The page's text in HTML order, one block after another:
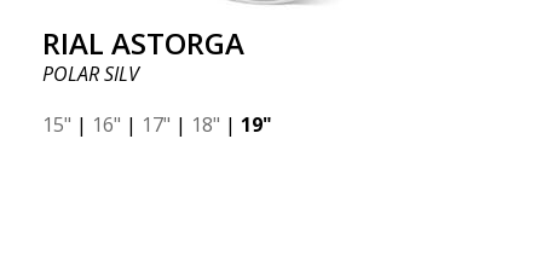
RIAL ASTORGA
POLAR SILV
15" | 16" | 17" | 18" | 19"